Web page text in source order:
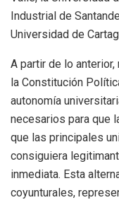
Industrial de
Universidad de
A partir de lo
la Constitución
autonomía
necesarios para que
que las principales
consiguiera
inmediata. Esta
coyunturales,